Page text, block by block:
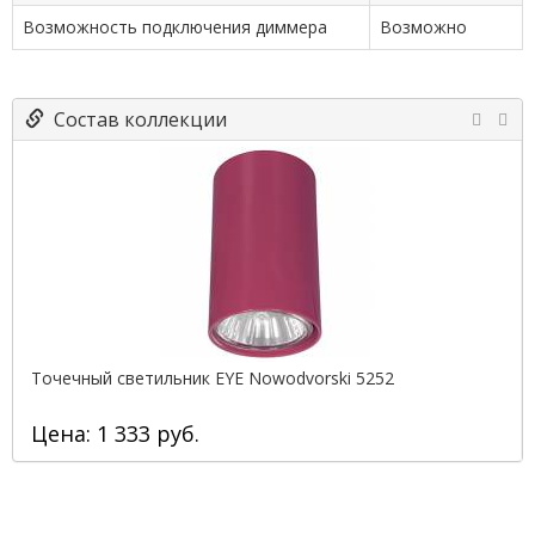
Возможность подключения диммера Возможно
Состав коллекции
Точечный светильник EYE Nowodvorski 5252
Цена: 1 333 руб.